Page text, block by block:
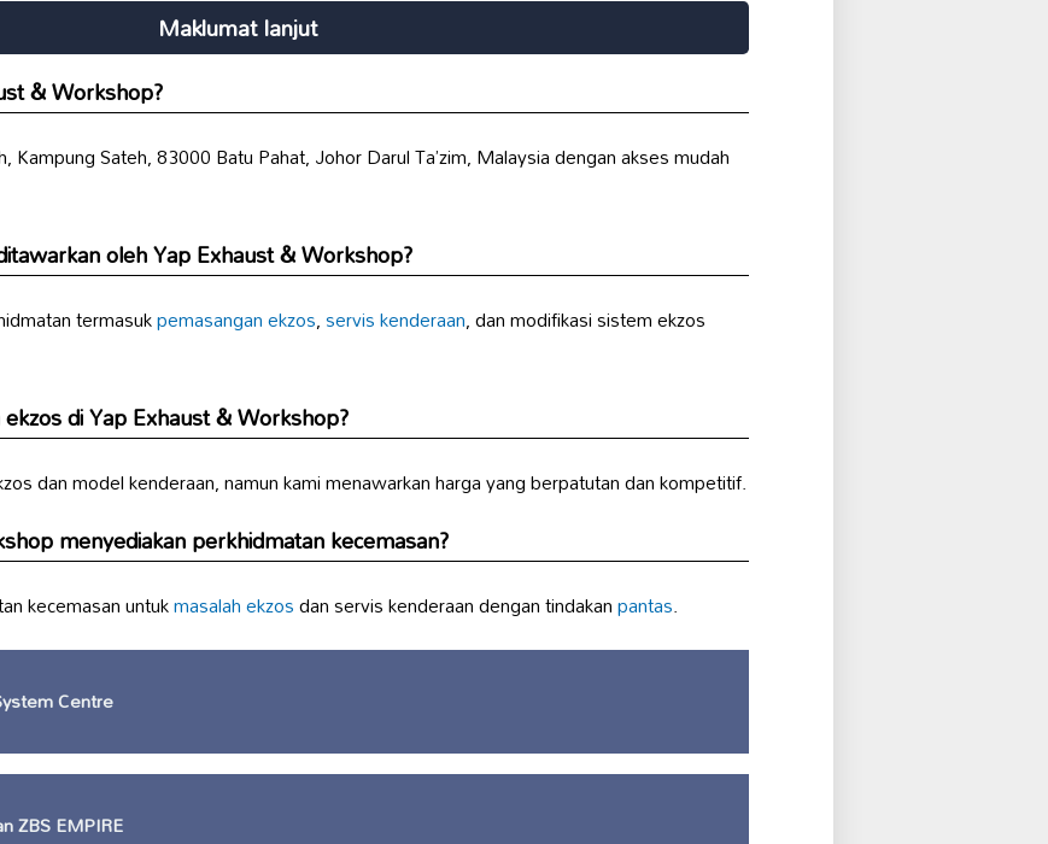
Maklumat lanjut
& Workshop?
Kampung Sateh, 83000 Batu Pahat, Johor Darul Ta’zim, Malaysia dengan akses mudah
oleh Yap Exhaust & Workshop?
termasukpemasangan ekzos,servis kenderaan, dan modifikasi sistem ekzos
di Yap Exhaust & Workshop?
dan model kenderaan, namun kami menawarkan harga yang berpatutan dan kompetitif.
menyediakan perkhidmatan kecemasan?
kecemasan untukmasalah ekzosdan servis kenderaan dengan tindakanpantas.
Centre
ZBS EMPIRE